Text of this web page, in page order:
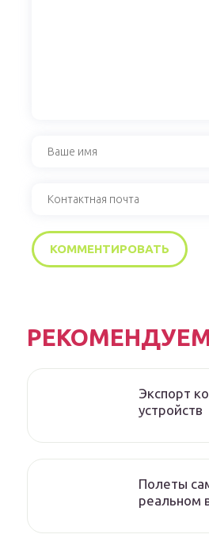
Экспорт
устройств
Полеты
реальном